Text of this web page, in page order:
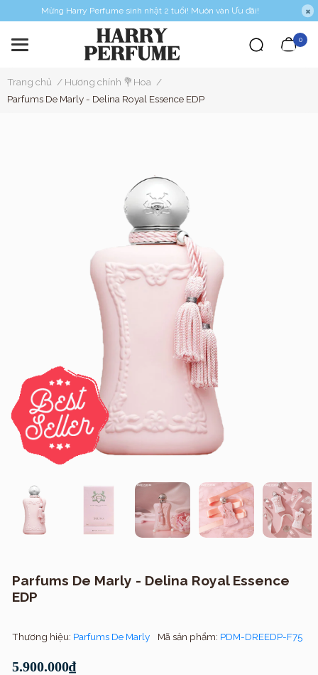
Mừng Harry Perfume sinh nhật 2 tuổi! Muôn vàn Ưu đãi!
0
Trang chủ / Hương chính 💐Hoa /
Parfums De Marly - Delina Royal Essence EDP
Parfums De Marly - Delina Royal Essence
EDP
Thương hiệu: Parfums De Marly Mã sản phẩm: PDM-DREEDP-F75
5.900.000₫